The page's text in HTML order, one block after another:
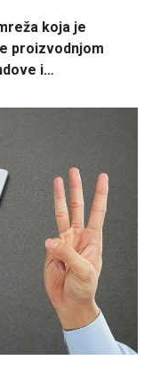
koja je
proizvodnjom
i…